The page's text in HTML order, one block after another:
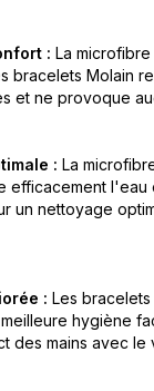
: La
bracelets Molain
et ne provoque
: La
efficacement l'eau
un nettoyage
: Les bracelets
hygiène
des mains avec le